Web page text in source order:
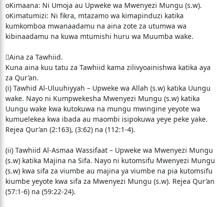
oKimaana: Ni Umoja au Upweke wa Mwenyezi Mungu (s.w).
oKimatumizi: Ni fikra, mtazamo wa kimapinduzi katika
kumkomboa mwanaadamu na aina zote za utumwa wa
kibinaadamu na kuwa mtumishi huru wa Muumba wake.
Aina za Tawhiid.
Kuna aina kuu tatu za Tawhiid kama zilivyoainishwa katika aya
za Qur’an.
(i) Tawhid Al-Uluuhiyyah – Upweke wa Allah (s.w) katika Uungu
wake. Nayo ni Kumpwekesha Mwenyezi Mungu (s.w) katika
Uungu wake kwa kutokuwa na mungu mwingine yeyote wa
kumuelekea kwa ibada au maombi isipokuwa yeye peke yake.
Rejea Qur’an (2:163), (3:62) na (112:1-4).
(ii) Tawhiid Al-Asmaa Wassifaat – Upweke wa Mwenyezi Mungu
(s.w) katika Majina na Sifa. Nayo ni kutomsifu Mwenyezi Mungu
(s.w) kwa sifa za viumbe au majina ya viumbe na pia kutomsifu
kiumbe yeyote kwa sifa za Mwenyezi Mungu (s.w). Rejea Qur’an
(57:1-6) na (59:22-24).